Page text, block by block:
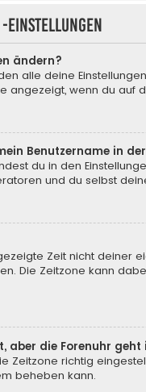
einstellungen
ändern?
alle deine
angezeigt, wenn du auf
Benutzername in
du in den
und du selbst
Zeit nicht deiner
Die Zeitzone kann
aber die Forenuhr
Zeitzone richtig
beheben kann.